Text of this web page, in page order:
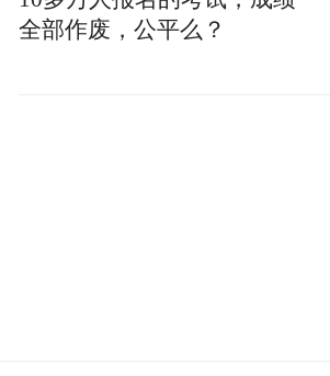
全部作废，公平么？